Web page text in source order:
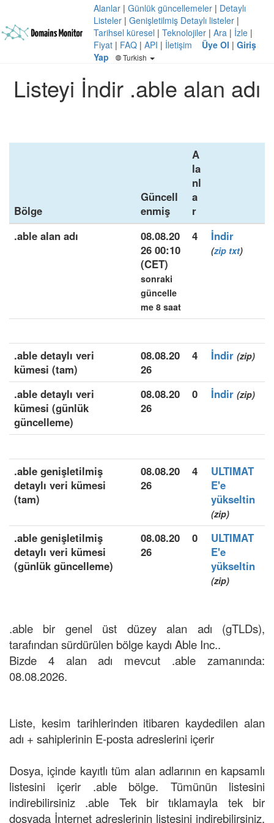
Alanlar | Günlük güncellemeler | Detaylı
Listeler | Genişletilmiş Detaylı listeler |
Tarihsel küresel | Teknolojiler | Ara | İzle |
Fiyat | FAQ | API | İletişim Üye Ol | Giriş
Yap
Turkish
Listeyi İndir .able alan adı
Bölge
Güncell
enmiş
A
la
nl
a
r
.able alan adı
08.08.20
26 00:10
(CET)
sonraki
güncelle
me 8 saat
4 İndir
(zip txt)
.able detaylı veri
kümesi (tam)
08.08.20
26
4 İndir (zip)
.able detaylı veri
kümesi (günlük
güncelleme)
08.08.20
26
0 İndir (zip)
.able genişletilmiş
detaylı veri kümesi
(tam)
08.08.20
26
4
ULTIMAT
E'e
yükseltin
(zip)
.able genişletilmiş
detaylı veri kümesi
(günlük güncelleme)
08.08.20
26
0
ULTIMAT
E'e
yükseltin
(zip)
.able bir genel üst düzey alan adı (gTLDs),
tarafından sürdürülen bölge kaydı Able Inc..
Bizde 4 alan adı mevcut .able zamanında:
08.08.2026.
Liste, kesim tarihlerinden itibaren kaydedilen alan
adı + sahiplerinin E-posta adreslerini içerir
Dosya, içinde kayıtlı tüm alan adlarının en kapsamlı
listesini içerir .able bölge. Tümünün listesini
indirebilirsiniz .able Tek bir tıklamayla tek bir
dosyada İnternet adreslerinin listesini indirebilirsiniz.